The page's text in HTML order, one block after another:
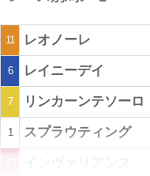
11 レオノーレ
6 レイニーデイ
7 リンカーンテソーロ
1 スプラウティング